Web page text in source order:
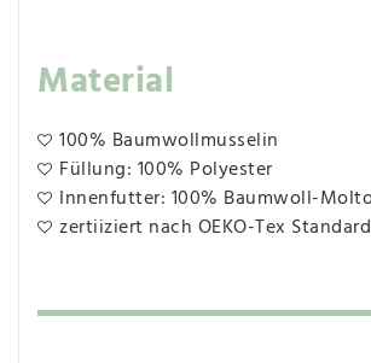
Material
100% Baumwollmusselin
Füllung: 100% Polyester
Innenfutter: 100% Baumwoll-
zertiiziert nach OEKO-Tex